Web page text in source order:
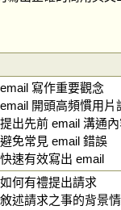
寫作重要觀念
開頭高頻慣用片
出先前 email 溝通
免常見 email 錯誤
速有效寫出 email
何有禮提出請求
述請求之事的背景